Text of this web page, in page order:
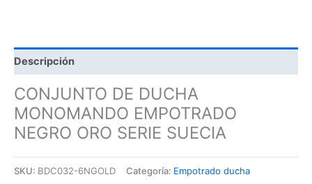
Descripción
CONJUNTO DE DUCHA
MONOMANDO EMPOTRADO
NEGRO ORO SERIE SUECIA
SKU: BDC032-6NGOLD Categoría: Empotrado ducha